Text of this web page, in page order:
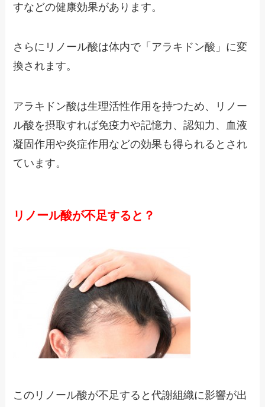
すなどの健康効果があります。
さらにリノール酸は体内で「アラキドン酸」に変
換されます。
アラキドン酸は生理活性作用を持つため、リノー
ル酸を摂取すれば免疫力や記憶力、認知力、血液
凝固作用や炎症作用などの効果も得られるとされ
ています。
リノール酸が不足すると？
このリノール酸が不足すると代謝組織に影響が出